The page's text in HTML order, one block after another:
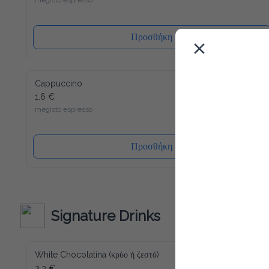
Προσθήκη
Cappuccino
1.6 €
megisto espresso
Προσθήκη
Signature Drinks
White Chocolatina (κρύο ή ζεστό)